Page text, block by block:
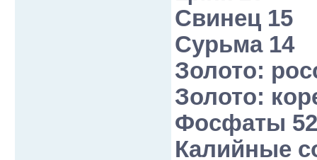
Свинец 15
Сурьма 14
Золото:
Золото:
Фосфаты 52
Калийные